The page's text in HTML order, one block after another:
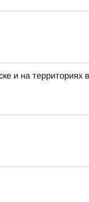
на территориях